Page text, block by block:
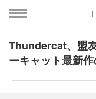
MENU
Thundercat、盟
ーキャット最新作